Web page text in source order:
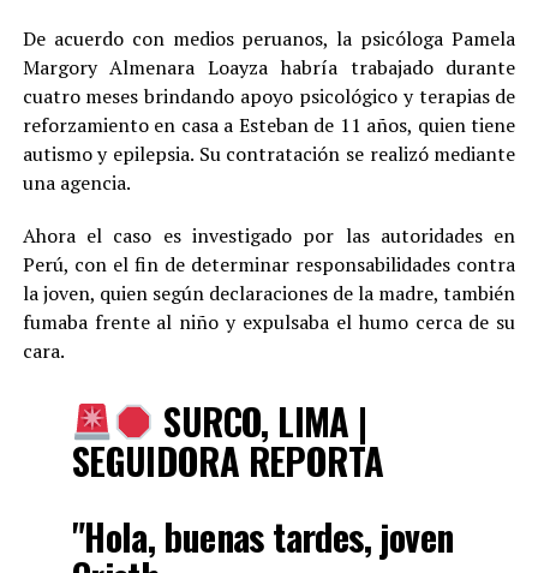
De acuerdo con medios peruanos, la psicóloga Pamela
Margory Almenara Loayza habría trabajado durante
cuatro meses brindando apoyo psicológico y terapias de
reforzamiento en casa a Esteban de 11 años, quien tiene
autismo y epilepsia. Su contratación se realizó mediante
una agencia.
Ahora el caso es investigado por las autoridades en
Perú, con el fin de determinar responsabilidades contra
la joven, quien según declaraciones de la madre, también
fumaba frente al niño y expulsaba el humo cerca de su
cara.
SURCO, LIMA |
SEGUIDORA REPORTA
"Hola, buenas tardes, joven